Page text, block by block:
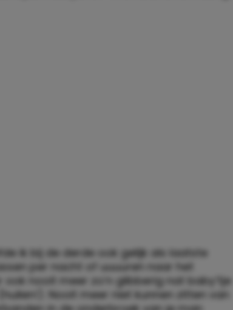
ik bij de derde ook gelijk als laatste
per nacht of uuuuren naar het
nooit meer zo’n glibberig nat baby’tje
Nooit meer niet kunnen zitten van